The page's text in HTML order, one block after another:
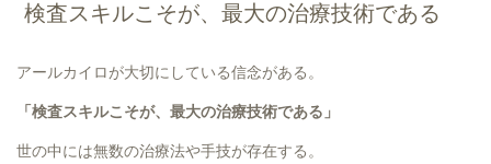
検査スキルこそが、最大の治療技術である
アールカイロが大切にしている信念がある。
「検査スキルこそが、最大の治療技術である」
世の中には無数の治療法や手技が存在する。